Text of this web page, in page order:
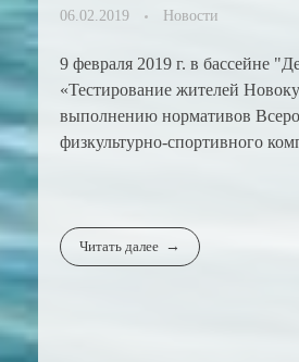
06.02.2019 Новости
9 февраля 2019 г. в бассейне
«Тестирование жителей
выполнению нормативов
физкультурно-спортивного
Читать далее